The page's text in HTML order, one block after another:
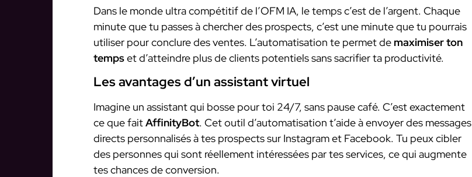
Dans le monde ultra compétitif de l’OFM IA, le temps c’est de l’argent. Chaque
minute que tu passes à chercher des prospects, c’est une minute que tu pourrais
utiliser pour conclure des ventes. L’automatisation te permet de maximiser ton
tempset d’atteindre plus de clients potentiels sans sacrifier ta productivité.
Les avantages d’un assistant virtuel
Imagine un assistant qui bosse pour toi 24/7, sans pause café. C’est exactement
ce que faitAffinityBot. Cet outil d’automatisation t’aide à envoyer des messages
directs personnalisés à tes prospects sur Instagram et Facebook. Tu peux cibler
des personnes qui sont réellement intéressées par tes services, ce qui augmente
tes chances de conversion.